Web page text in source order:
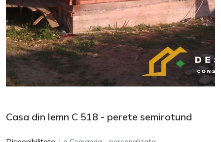
Casa din lemn C 518 - perete semirotund